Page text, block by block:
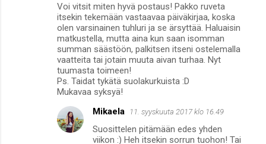
Voi vitsit miten hyvä postaus! Pakko ruveta
itsekin tekemään vastaavaa päiväkirjaa, koska
olen varsinainen tuhluri ja se ärsyttää. Haluaisin
matkustella, mutta aina kun saan isomman
summan säästöön, palkitsen itseni ostelemalla
vaatteita tai jotain muuta aivan turhaa. Nyt
tuumasta toimeen!
Ps. Taidat tykätä suolakurkuista :D
Mukavaa syksyä!
Mikaela
11. syyskuuta 2017 klo 16.49
Suosittelen pitämään edes yhden
viikon :) Heh itsekin sorrun tuohon! Tai